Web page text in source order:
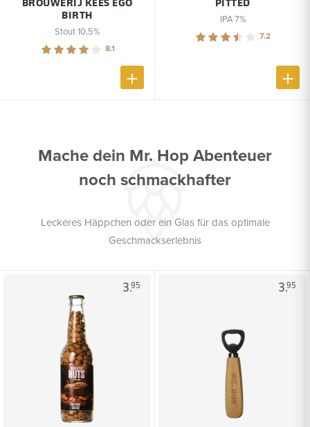
BIRTH
Stout 10,5%
8.1
IPA 7%
7.2
Mache dein Mr. Hop Abenteuer
noch schmackhafter
Leckeres Häppchen oder ein Glas für das optimale
Geschmackserlebnis
3.95 3.95